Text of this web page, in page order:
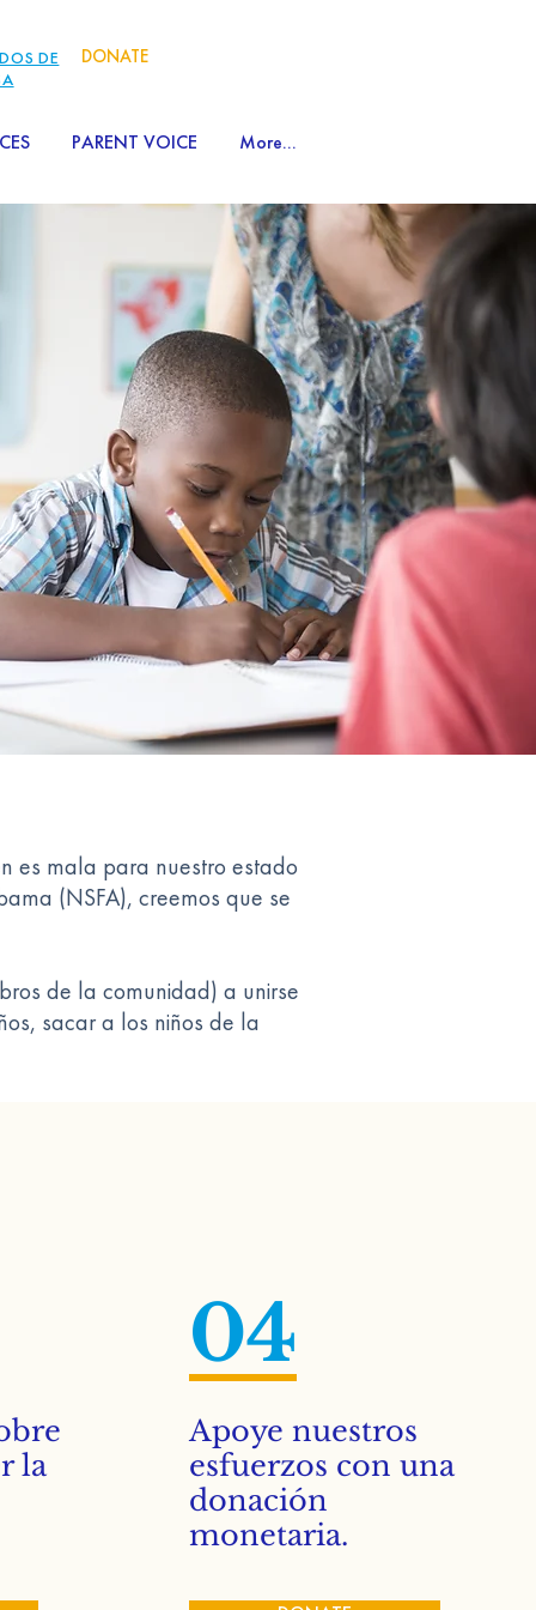
DE
DONATE
PARENT VOICE More...
es mala para nuestro estado
(NSFA), creemos que se
de la comunidad) a unirse
sacar a los niños de la
la
04
Apoye nuestros
esfuerzos con una
donación
monetaria.